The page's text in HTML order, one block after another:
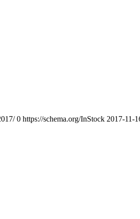
0 https://schema.org/InStock 2017-11-